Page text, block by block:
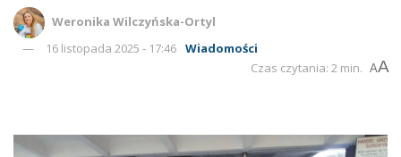
Weronika Wilczyńska-Ortyl
16 listopada 2025 - 17:46 Wiadomości
Czas czytania: 2 min. AA